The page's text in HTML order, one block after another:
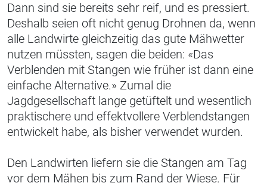
Dann sind sie bereits sehr reif, und es pressiert.
Deshalb seien oft nicht genug Drohnen da, wenn
alle Landwirte gleichzeitig das gute Mähwetter
nutzen müssten, sagen die beiden: «Das
Verblenden mit Stangen wie früher ist dann eine
einfache Alternative.» Zumal die
Jagdgesellschaft lange getüftelt und wesentlich
praktischere und effektvollere Verblendstangen
entwickelt habe, als bisher verwendet wurden.
Den Landwirten liefern sie die Stangen am Tag
vor dem Mähen bis zum Rand der Wiese. Für